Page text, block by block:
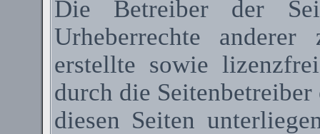
Die Betreiber der
Urheberrechte
erstellte sowie
durch die
diesen Seiten